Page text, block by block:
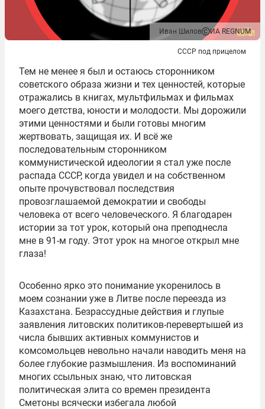
Иван Шилов ИА REGNUM
СССР под прицелом
Тем не менее я был и остаюсь сторонником
советского образа жизни и тех ценностей, которые
отражались в книгах, мультфильмах и фильмах
моего детства, юности и молодости. Мы дорожили
этими ценностями и были готовы многим
жертвовать, защищая их. И всё же
последовательным сторонником
коммунистической идеологии я стал уже после
распада СССР, когда увидел и на собственном
опыте прочувствовал последствия
провозглашаемой демократии и свободы
человека от всего человеческого. Я благодарен
истории за тот урок, который она преподнесла
мне в 91-м году. Этот урок на многое открыл мне
глаза!
Особенно ярко это понимание укоренилось в
моем сознании уже в Литве после переезда из
Казахстана. Безрассудные действия и глупые
заявления литовских политиков-перевертышей из
числа бывших активных коммунистов и
комсомольцев невольно начали наводить меня на
более глубокие размышления. Из воспоминаний
многих ссыльных знаю, что литовская
политическая элита со времен президента
Сметоны всячески избегала любой